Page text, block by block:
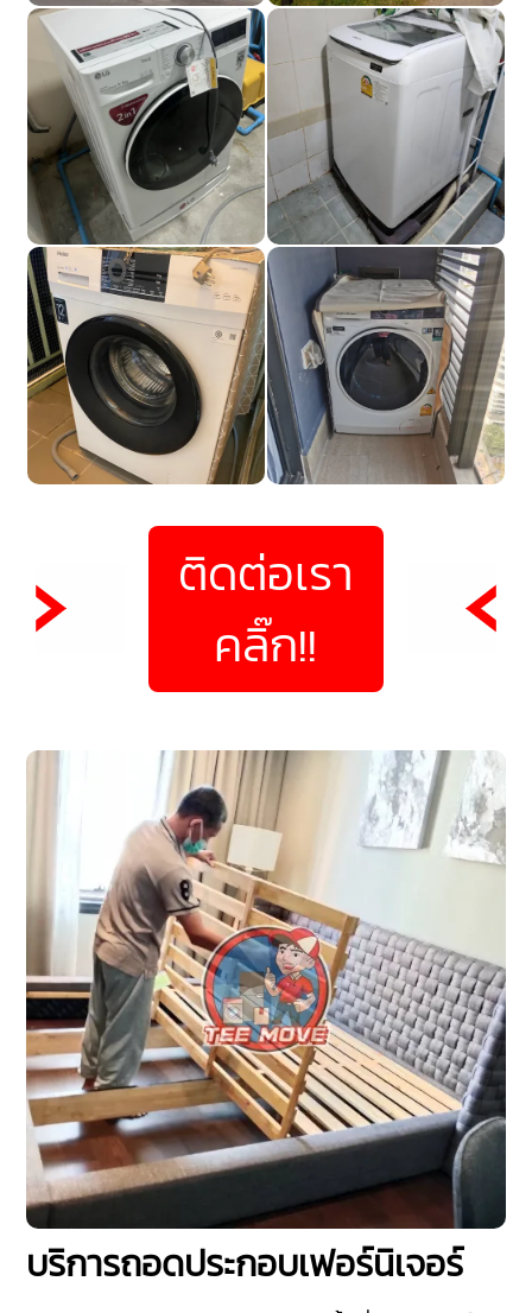
ติดต่อเรา
คลิ๊ก!!
บริการถอดประกอบเฟอร์นิเจอร์